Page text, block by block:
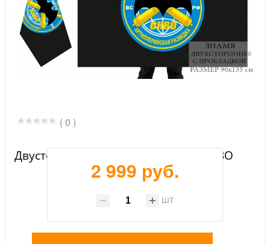
( 0 )
Двусторонний флаг артразведки СКВО
2 999 руб.
шт